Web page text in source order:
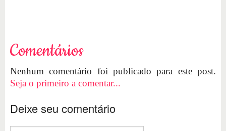
Comentários
Nenhum comentário foi publicado para este post.
Seja o primeiro a comentar...
Deixe seu comentário